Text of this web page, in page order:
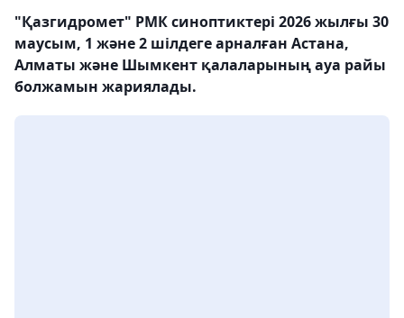
"Қазгидромет" РМК синоптиктері 2026 жылғы 30
маусым, 1 және 2 шілдеге арналған Астана,
Алматы және Шымкент қалаларының ауа райы
болжамын жариялады.